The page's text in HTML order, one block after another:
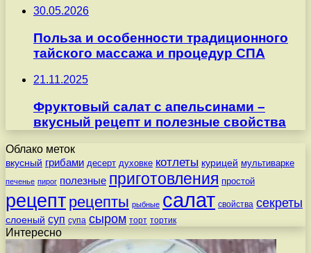
30.05.2026
Польза и особенности традиционного
тайского массажа и процедур СПА
21.11.2025
Фруктовый салат с апельсинами –
вкусный рецепт и полезные свойства
Облако меток
вкусный грибами десерт духовке котлеты курицей мультиварке
печенье пирог полезные приготовления простой
рецепт рецепты рыбные салат свойства секреты
слоеный суп супа сыром торт тортик
Интересно